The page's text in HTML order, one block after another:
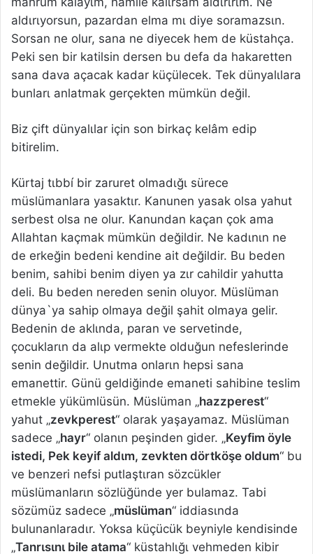
aldιrιyorsun, pazardan elma mι diye soramazsιn.
Sorsan ne olur, sana ne diyecek hem de küstahça.
Peki sen bir katilsin dersen bu defa da hakaretten
sana dava açacak kadar küçülecek. Tek dünyalιlara
bunlarι anlatmak gerçekten mümkün değil.
Biz çift dünyalιlar için son birkaç kelâm edip
bitirelim.
Kürtaj tιbbí bir zaruret olmadιğι sürece
müslümanlara yasaktιr. Kanunen yasak olsa yahut
serbest olsa ne olur. Kanundan kaçan çok ama
Allahtan kaçmak mümkün değildir. Ne kadιnιn ne
de erkeğin bedeni kendine ait değildir. Bu beden
benim, sahibi benim diyen ya zιr cahildir yahutta
deli. Bu beden nereden senin oluyor. Müslüman
dünya`ya sahip olmaya değil şahit olmaya gelir.
Bedenin de aklιnda, paran ve servetinde,
çocuklarιn da alιp vermekte olduğun nefeslerinde
senin değildir. Unutma onlarιn hepsi sana
emanettir. Günü geldiğinde emaneti sahibine teslim
etmekle yükümlüsün. Müslüman „hazzperest“
yahut „zevkperest“ olarak yaşayamaz. Müslüman
sadece „hayr“ olanιn peşinden gider. „Keyfim öyle
istedi, Pek keyif aldιm, zevkten dörtköşe oldum“ bu
ve benzeri nefsi putlaştιran sözcükler
müslümanlarιn sözlüğünde yer bulamaz. Tabi
sözümüz sadece „müslüman“ iddiasιnda
bulunanlaradιr. Yoksa küçücük beyniyle kendisinde
„Tanrιsιnι bile atama“ küstahlιğι vehmeden kibir